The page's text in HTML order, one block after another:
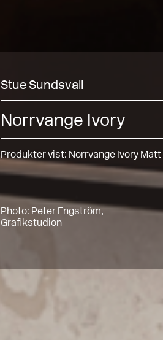
Stue Sundsvall
Norrvange Ivory
Produkter vist: Norrvange Ivory Matt
Photo: Peter Engström,
Grafikstudion